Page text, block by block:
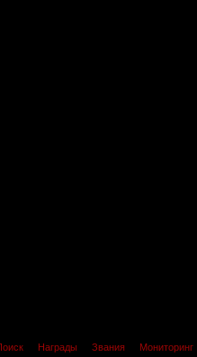
Награды Звания Мониторинг